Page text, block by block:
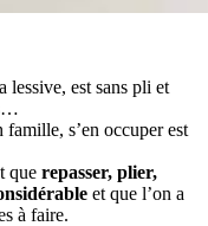
lessive, est sans pli et
s’en occuper est
que repasser, plier,
et que l’on a
à faire.